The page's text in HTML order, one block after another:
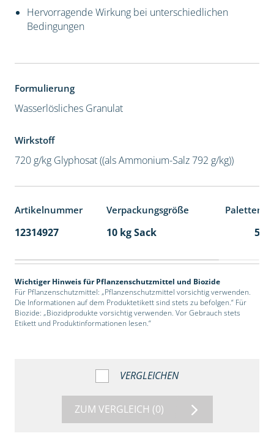
Hervorragende Wirkung bei unterschiedlichen
Bedingungen
Formulierung
Wasserlösliches Granulat
Wirkstoff
720 g/kg Glyphosat ((als Ammonium-Salz 792 g/kg))
Artikelnummer Verpackungsgröße
12314927 10 kg Sack 55
Wichtiger Hinweis für Pflanzenschutzmittel und Biozide
Für Pflanzenschutzmittel: „Pflanzenschutzmittel vorsichtig verwenden.
Die Informationen auf dem Produktetikett sind stets zu befolgen.“ Für
Biozide: „Biozidprodukte vorsichtig verwenden. Vor Gebrauch stets
Etikett und Produktinformationen lesen.“
VERGLEICHEN
ZUM VERGLEICH (0)